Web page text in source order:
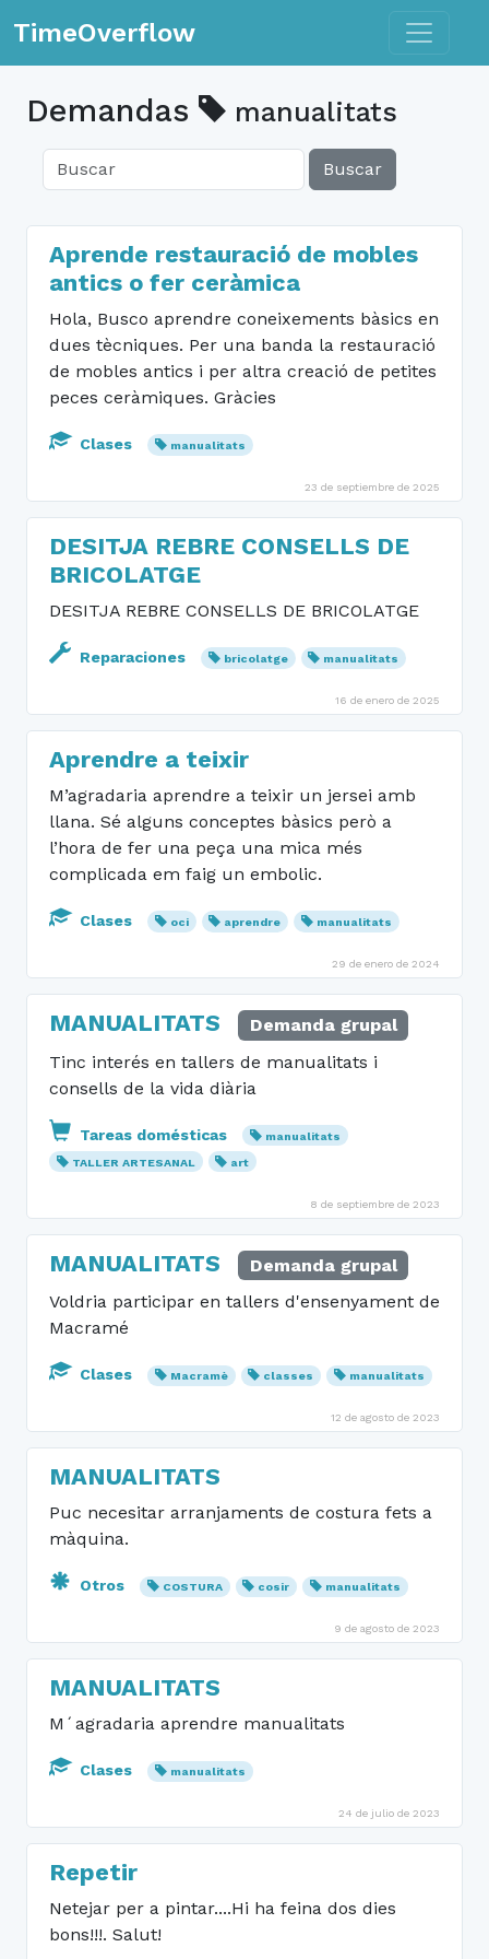
TimeOverflow Toggle
Demandas manualitats
Buscar
Aprende restauració de mobles
antics o fer ceràmica
Hola, Busco aprendre coneixements bàsics en
dues tècniques. Per una banda la restauració
de mobles antics i per altra creació de petites
peces ceràmiques. Gràcies
Clases manualitats
23 de septiembre de 2025
DESITJA REBRE CONSELLS DE
BRICOLATGE
DESITJA REBRE CONSELLS DE BRICOLATGE
Reparaciones bricolatge manualitats
16 de enero de 2025
Aprendre a teixir
M’agradaria aprendre a teixir un jersei amb
llana. Sé alguns conceptes bàsics però a
l’hora de fer una peça una mica més
complicada em faig un embolic.
Clases oci aprendre manualitats
29 de enero de 2024
MANUALITATS
Demanda grupal
Tinc interés en tallers de manualitats i
consells de la vida diària
Tareas domésticas
manualitats
TALLER ARTESANAL
art
8 de septiembre de 2023
MANUALITATS
Demanda grupal
Voldria participar en tallers d'ensenyament de
Macramé
Clases Macramè classes manualitats
12 de agosto de 2023
MANUALITATS
Puc necesitar arranjaments de costura fets a
màquina.
Otros COSTURA cosir manualitats
9 de agosto de 2023
MANUALITATS
M´agradaria aprendre manualitats
Clases manualitats
24 de julio de 2023
Repetir
Netejar per a pintar....Hi ha feina dos dies
bons!!!. Salut!